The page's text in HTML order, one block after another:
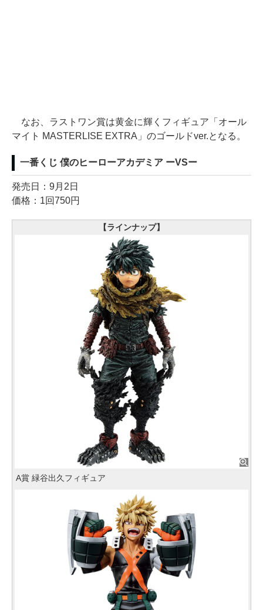
なお、ラストワン賞は黄金に輝くフィギュア「オール
マイト MASTERLISE EXTRA」のゴールドver.となる。
一番くじ 僕のヒーローアカデミア ーVSー
発売日：9月2日
価格：1回750円
【ラインナップ】
A賞 緑谷出久フィギュア